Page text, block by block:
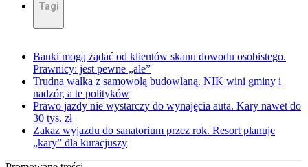
Tagi
Banki mogą żądać od klientów skanu dowodu osobistego.
Prawnicy: jest pewne „ale”
Trudna walka z samowolą budowlaną. NIK wini gminy i
nadzór, a te polityków
Prawo jazdy nie wystarczy do wynajęcia auta. Kary nawet do
30 tys. zł
Zakaz wyjazdu do sanatorium przez rok. Resort planuje
„kary” dla kuracjuszy